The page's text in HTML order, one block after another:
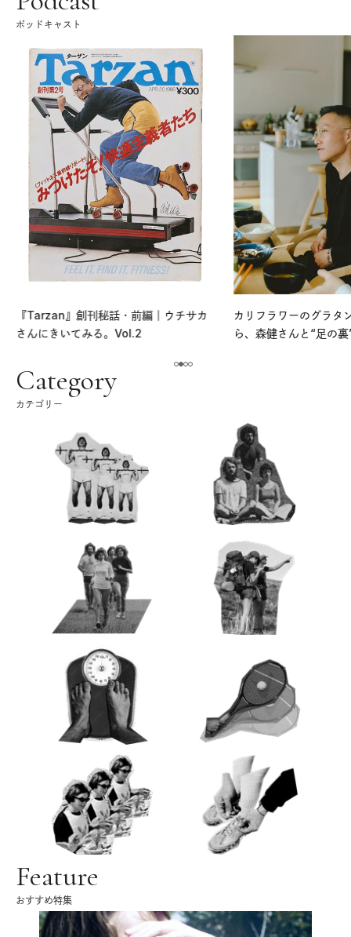
ポッドキャスト
『Tarzan』創刊秘話・前編｜ウチサカ
さんにきいてみる。Vol.2
カリフラワーのグラタ
ら、森健さんと“足の
Category
カテゴリー
Feature
おすすめ特集